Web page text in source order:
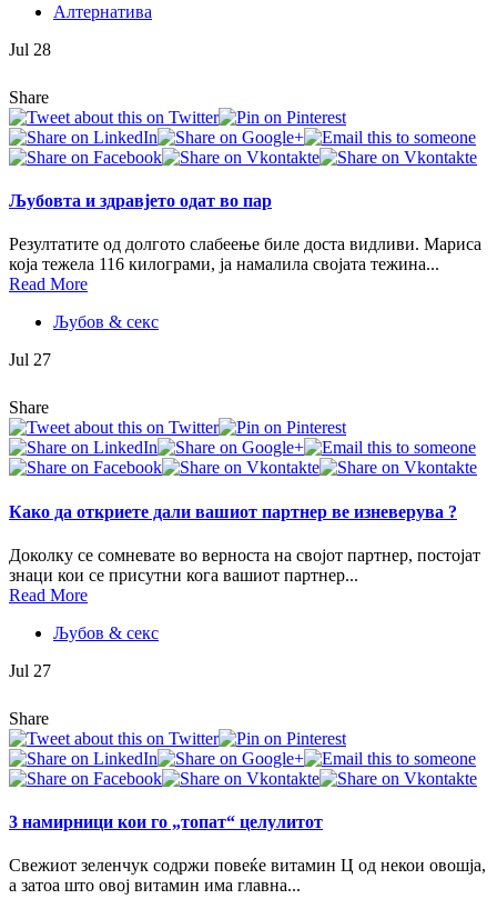
Алтернатива
Jul 28
Share
Љубовта и здравјето одат во пар
Резултатите од долгото слабеење биле доста видливи. Мариса
која тежела 116 килограми, ја намалила својата тежина...
Read More
Љубов & секс
Jul 27
Share
Како да откриете дали вашиот партнер ве изневерува ?
Доколку се сомневате во верноста на својот партнер, постојат
знаци кои се присутни кога вашиот партнер...
Read More
Љубов & секс
Jul 27
Share
3 намирници кои го „топат“ целулитот
Свежиот зеленчук содржи повеќе витамин Ц од некои овошја,
а затоа што овој витамин има главна...